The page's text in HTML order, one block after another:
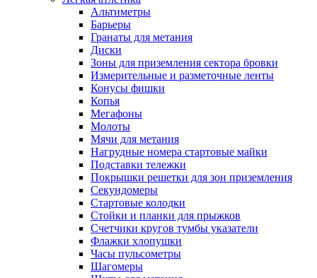
Альтиметры
Барьеры
Гранаты для метания
Диски
Зоны для приземления сектора бровки
Измерительные и разметочные ленты
Конусы фишки
Копья
Мегафоны
Молоты
Мячи для метания
Нагрудные номера стартовые майки
Подставки тележки
Покрышки решетки для зон приземления
Секундомеры
Стартовые колодки
Стойки и планки для прыжков
Счетчики кругов тумбы указатели
Флажки хлопушки
Часы пульсометры
Шагомеры